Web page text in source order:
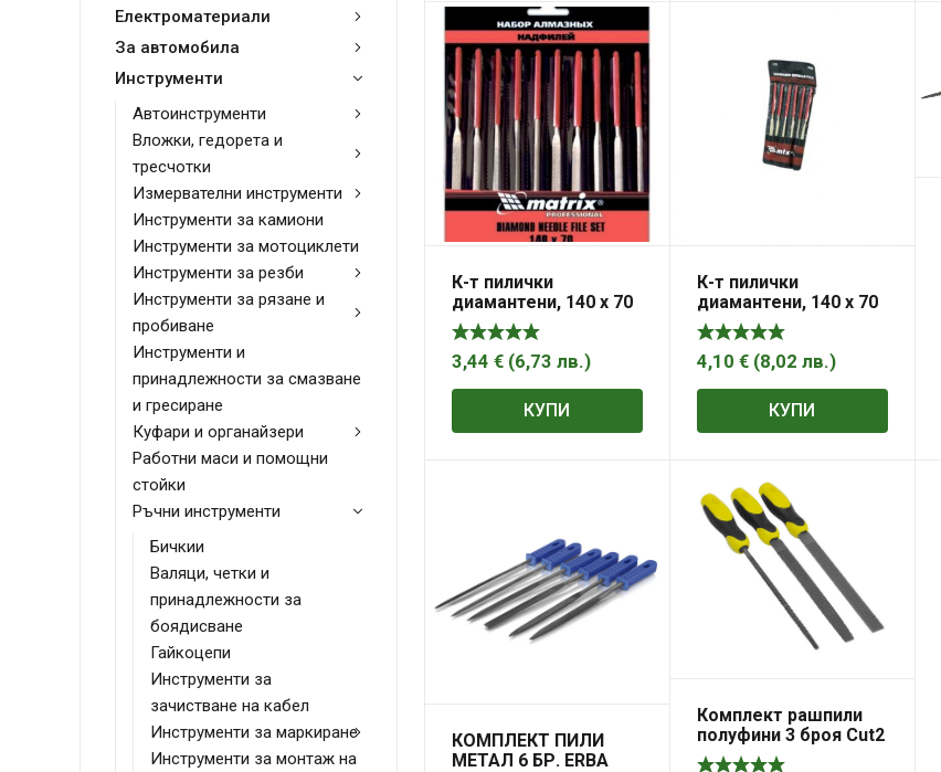
Електроматериали
За автомобила
Инструменти
Автоинструменти
Вложки, гедорета и
тресчотки
Измервателни инструменти
Инструменти за камиони
Инструменти за мотоциклети
Инструменти за резби
Инструменти за рязане и
пробиване
Инструменти и
принадлежности за смазване
и гресиране
Куфари и органайзери
Работни маси и помощни
стойки
Ръчни инструменти
Бичкии
Валяци, четки и
принадлежности за
боядисване
Гайкоцепи
Инструменти за
зачистване на кабел
Инструменти за маркиране
Инструменти за монтаж на
К-т пилички
диамантени, 140 х 70
х 3 mm, 5 бр. MTX
MASTER
3,44 € (6,73 лв.)
КУПИ
К-т пилички
диамантени, 140 х 70
х 3 mm, 6 бр. MTX
MASTER
4,10 € (8,02 лв.)
КУПИ
КОМПЛЕКТ ПИЛИ
МЕТАЛ 6 БР. ERBA
Комплект рашпили
полуфини 3 броя Cut2
200mm Stanley